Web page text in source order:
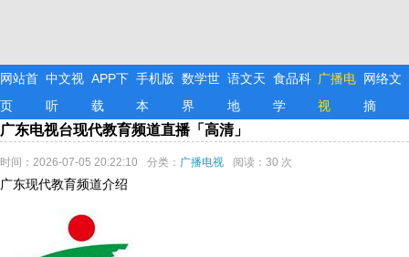
网站首
页
中文视
听
APP下
载
手机版
本
数学世
界
语文天
地
食品科
学
广播电
视
网络文
摘
广东电视台现代教育频道直播「高清」
时间：2026-07-05 20:22:10 分类： 广播电视 阅读：30 次
广东现代教育频道介绍